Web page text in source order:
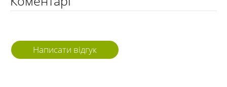
Написати відгук